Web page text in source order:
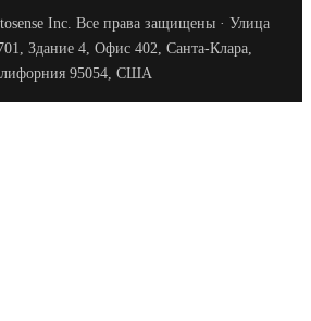
Inc. Все права защищены · Улица
Здание 4, Офис 402, Санта-Клара,
95054, США